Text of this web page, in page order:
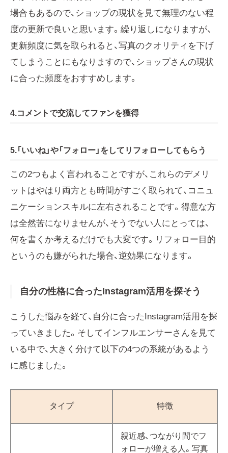
場合もあるので、ショップの現状を見て無理のない程
度の更新で良いと思います。繰り返しになりますが、
更新頻度に気を取られると、写真のクオリティを下げ
てしまうことにもなりますので、ショップさんの現状
に合った頻度をおすすめします。
4.コメントで交流してファンを獲得
5.「いいね」や「フォロー」をしてリフォローしてもらう
この2つもよく言われることですが、これらのデメリ
ットはやはり両方とも時間がすごく取られて、コニュ
ニケーションスキルに左右されることです。得意な方
は全然苦になりませんが、そうでない人にとっては、
何を書くか考えるだけでも大変です。リフォロー目的
というのも嫌がられた場合、逆効果になります。
自分の性格に合ったInstagram活用を探そう
こうした悩みを経て、自分に合ったInstagram活用を探
っていきました。そしてインフルエンサーさんを見て
いる中で、大きく分けて以下の4つの系統があるよう
に感じました。
タイプ 特徴
親近感、つながり間でフ
ォローが増える人。写真